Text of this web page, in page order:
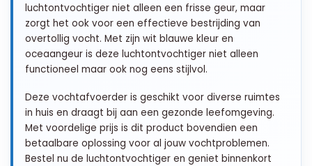
luchtontvochtiger niet alleen een frisse geur, maar
zorgt het ook voor een effectieve bestrijding van
overtollig vocht. Met zijn wit blauwe kleur en
oceaangeur is deze luchtontvochtiger niet alleen
functioneel maar ook nog eens stijlvol.
Deze vochtafvoerder is geschikt voor diverse ruimtes
in huis en draagt bij aan een gezonde leefomgeving.
Met voordelige prijs is dit product bovendien een
betaalbare oplossing voor al jouw vochtproblemen.
Bestel nu de luchtontvochtiger en geniet binnenkort